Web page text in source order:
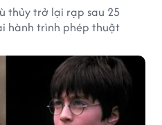
thủy trở lại rạp sau 25
hành trình phép thuật